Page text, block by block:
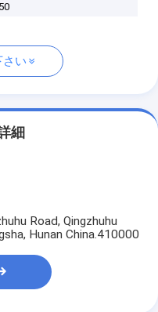
さい
細
Road, Qingzhuhu
Hunan China.410000